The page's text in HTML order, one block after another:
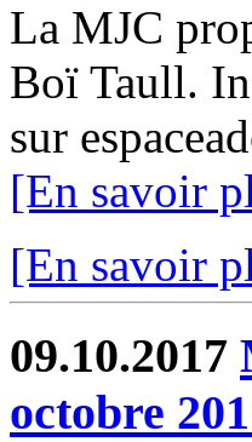
La MJC
Boï Taull.
sur
[En savoir
[En savoir
09.10.2017
octobre